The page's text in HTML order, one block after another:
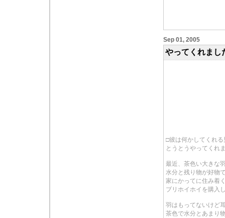
Sep 01, 2005
やってくれまし
□彼は何かしてくれ
とうとうやってくれ
最近、茶色い大きな
水分と残り物が好物
家にかってに住み着
ブリホイホイを購入
羽はもってないけど
茶色で水分とあまり